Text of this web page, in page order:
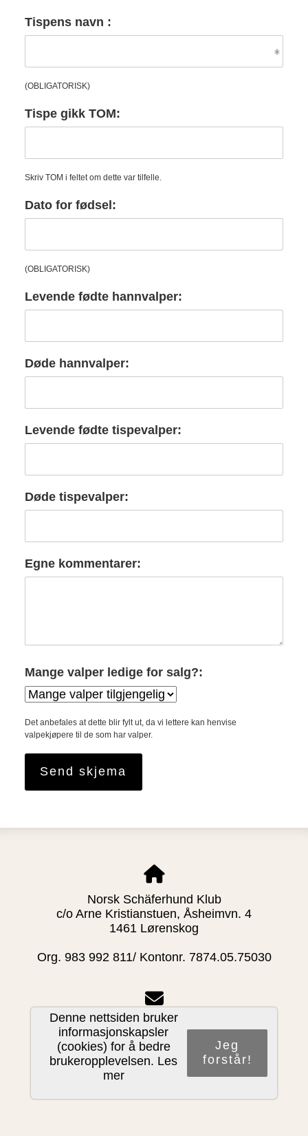
Tispens navn :
(OBLIGATORISK)
Tispe gikk TOM:
Skriv TOM i feltet om dette var tilfelle.
Dato for fødsel:
(OBLIGATORISK)
Levende fødte hannvalper:
Døde hannvalper:
Levende fødte tispevalper:
Døde tispevalper:
Egne kommentarer:
Mange valper ledige for salg?:
Det anbefales at dette blir fylt ut, da vi lettere kan henvise
valpekjøpere til de som har valper.
Norsk Schäferhund Klub
c/o Arne Kristianstuen, Åsheimvn. 4
1461 Lørenskog
Org. 983 992 811/ Kontonr. 7874.05.75030
post@nschk.no
Denne nettsiden bruker
informasjonskapsler
(cookies) for å bedre
brukeropplevelsen. Les
mer
Jeg
forstår!